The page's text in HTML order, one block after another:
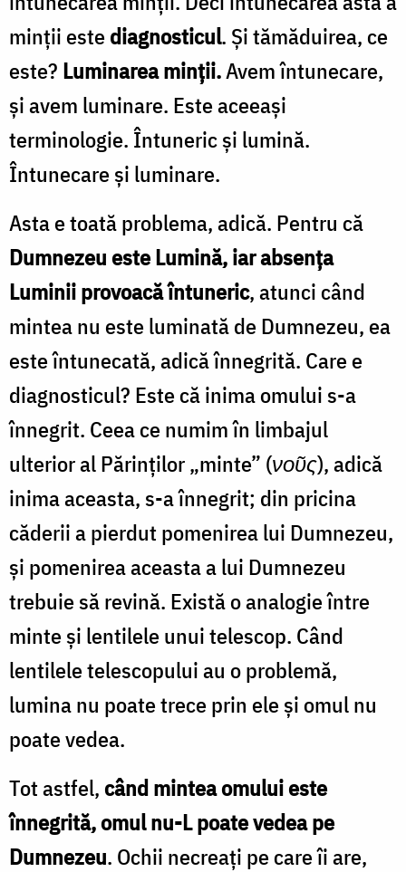
minții estediagnosticul. Și tămăduirea, ce
este? Luminarea minții.Avem întunecare,
și avem luminare. Este aceeași
terminologie. Întuneric și lumină.
Întunecare și luminare.
Asta e toată problema, adică. Pentru că
Dumnezeu este Lumină, iar absența
Luminii provoacă întuneric, atunci când
mintea nu este luminată de Dumnezeu, ea
este întunecată, adică înnegrită. Care e
diagnosticul? Este că inima omului s-a
înnegrit. Ceea ce numim în limbajul
ulterior al Părinților „minte” (νοῦς), adică
inima aceasta, s-a înnegrit; din pricina
căderii a pierdut pomenirea lui Dumnezeu,
și pomenirea aceasta a lui Dumnezeu
trebuie să revină. Există o analogie între
minte și lentilele unui telescop. Când
lentilele telescopului au o problemă,
lumina nu poate trece prin ele și omul nu
poate vedea.
Tot astfel,când mintea omului este
înnegrită, omul nu-L poate vedea pe
Dumnezeu. Ochii necreați pe care îi are,